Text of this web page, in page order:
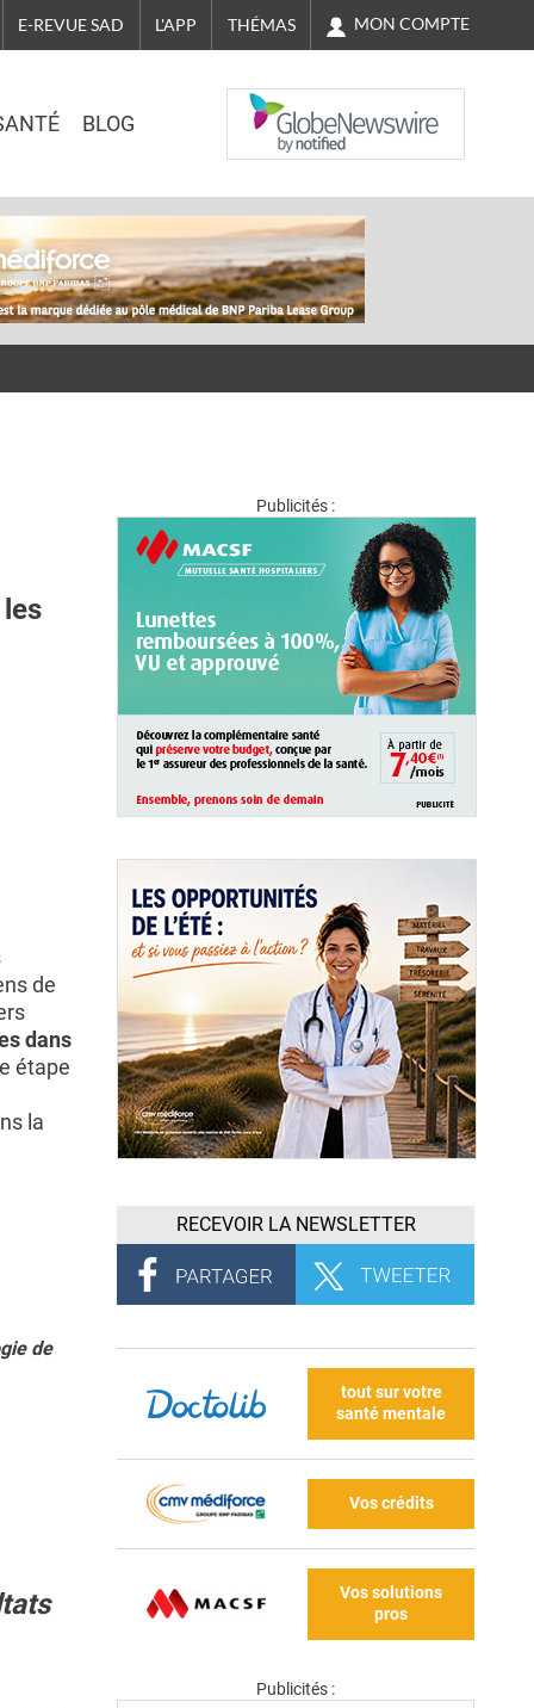
E-REVUE SAD L'APP THÉMAS MON COMPTE
BLOG
NASDAQ
de
dans
étape
la
de
Publicités :
RECEVOIR LA NEWSLETTER
tout sur votre
santé mentale
Vos crédits
Vos solutions
pros
Publicités :